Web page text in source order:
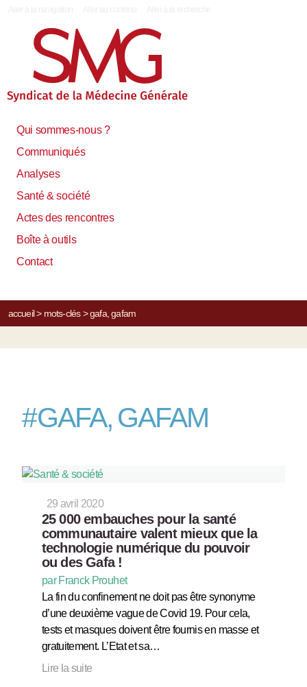
Qui sommes-nous ?
Communiqués
Analyses
Santé & société
Actes des rencontres
Boîte à outils
Contact
accueil> mots-clés> gafa, gafam
#GAFA, GAFAM
29 avril 2020
25 000 embauches pour la santé
communautaire valent mieux que la
technologie numérique du pouvoir
ou des Gafa !
par Franck Prouhet
La fin du confinement ne doit pas être synonyme
d’une deuxième vague de Covid 19. Pour cela,
tests et masques doivent être fournis en masse et
gratuitement. L’Etat et sa…
Lire la suite